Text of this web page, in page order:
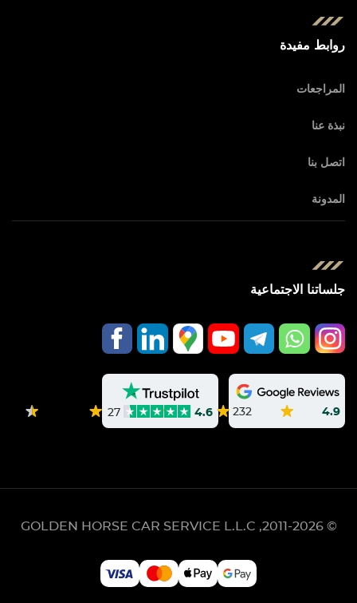
روابط مفيدة
المراجعات
نبذة عنا
اتصل بنا
المدونة
جلساتنا الاجتماعية
4.9
232
4.6
27
© 2011-2026,
GOLDEN HORSE CAR SERVICE L.L.C